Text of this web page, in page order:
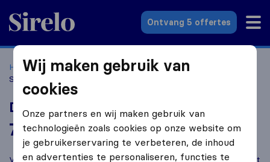
Sirelo.nl
Ontvang 5 offertes
Home Verhuisbedrijven Verhuisbedrijven Lisse
Snel Transport
Delia's Snel Transport
7,7 gebaseerd op 2
Sirelo en Google reviews
i
Vergelijk Delia's Snel Transport met andere verhuisbedrijven
uit
Wij maken gebruik van
cookies
Onze partners en wij maken gebruik van
technologieën zoals cookies op onze website om
je gebruikerservaring te verbeteren, de inhoud
en advertenties te personaliseren, functies te